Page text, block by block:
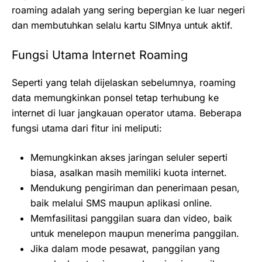
roaming adalah yang sering bepergian ke luar negeri
dan membutuhkan selalu kartu SIMnya untuk aktif.
Fungsi Utama Internet Roaming
Seperti yang telah dijelaskan sebelumnya, roaming
data memungkinkan ponsel tetap terhubung ke
internet di luar jangkauan operator utama. Beberapa
fungsi utama dari fitur ini meliputi:
Memungkinkan akses jaringan seluler seperti
biasa, asalkan masih memiliki kuota internet.
Mendukung pengiriman dan penerimaan pesan,
baik melalui SMS maupun aplikasi online.
Memfasilitasi panggilan suara dan video, baik
untuk menelepon maupun menerima panggilan.
Jika dalam mode pesawat, panggilan yang